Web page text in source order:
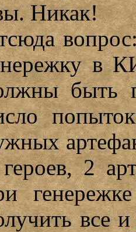
Никак!
в
быть
2
все